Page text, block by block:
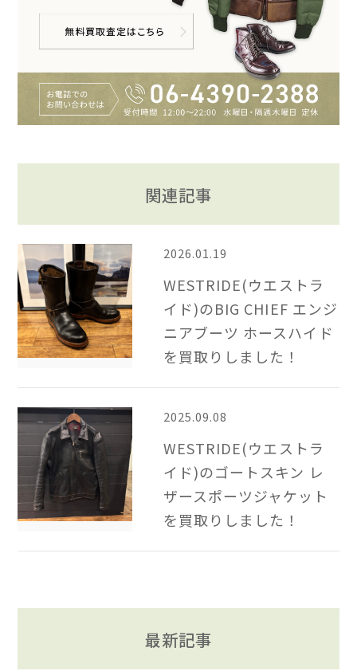
関連記事
2026.01.19
WESTRIDE(ウエストラ
イド)のBIG CHIEF エンジ
ニアブーツ ホースハイド
を買取りしました！
2025.09.08
WESTRIDE(ウエストラ
イド)のゴートスキン レ
ザースポーツジャケット
を買取りしました！
最新記事